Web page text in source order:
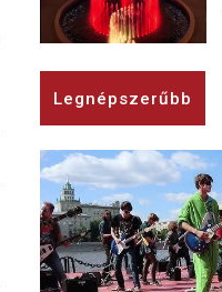
Legnépszerűbb